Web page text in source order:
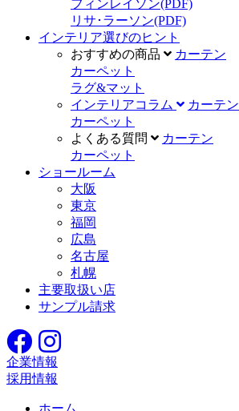
フィンレイソン(PDF)
リサ･ラーソン(PDF)
インテリア選びのヒント
おすすめの商品
カーテン
カーペット
ラグ&マット
インテリアコラム
カーテン
カーペット
よくある質問
カーテン
カーペット
ショールーム
大阪
東京
福岡
広島
名古屋
札幌
主要取扱い店
サンプル請求
企業情報
採用情報
ホーム